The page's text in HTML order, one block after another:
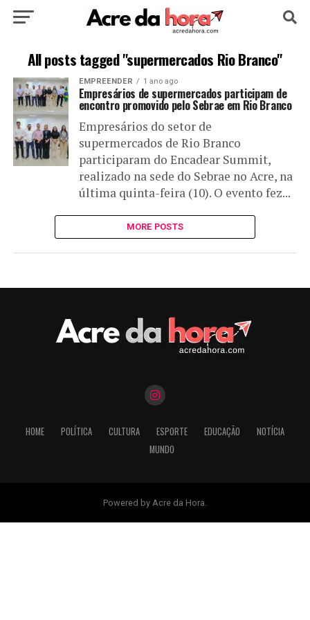
HOME POLÍTICA ESPORTE
EDUCAÇÃO NOTÍCIA MUNDO
All posts tagged "supermercados Rio Branco"
EMPREENDER 1 ano ago
Empresários de supermercados participam de
encontro promovido pelo Sebrae em Rio Branco
Empresários do setor de
supermercados de Rio Branco
participaram do Encadear Summit,
realizado na sede do Sebrae no Acre, na
última quinta-feira (10). O evento fez...
MORE POSTS
HOME POLÍTICA CULTURA ESPORTE EDUCAÇÃO
NOTÍCIA
MUNDO
Powered by Acre da Hora.